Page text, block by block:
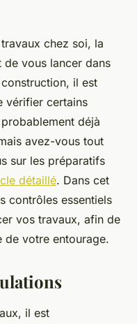
chez soi, la
de vous lancer dans
il est
vérifier certains
déjà
avez-vous tout
sur les préparatifs
détaillé. Dans cet
contrôles essentiels
vos travaux, afin de
de votre entourage.
il est